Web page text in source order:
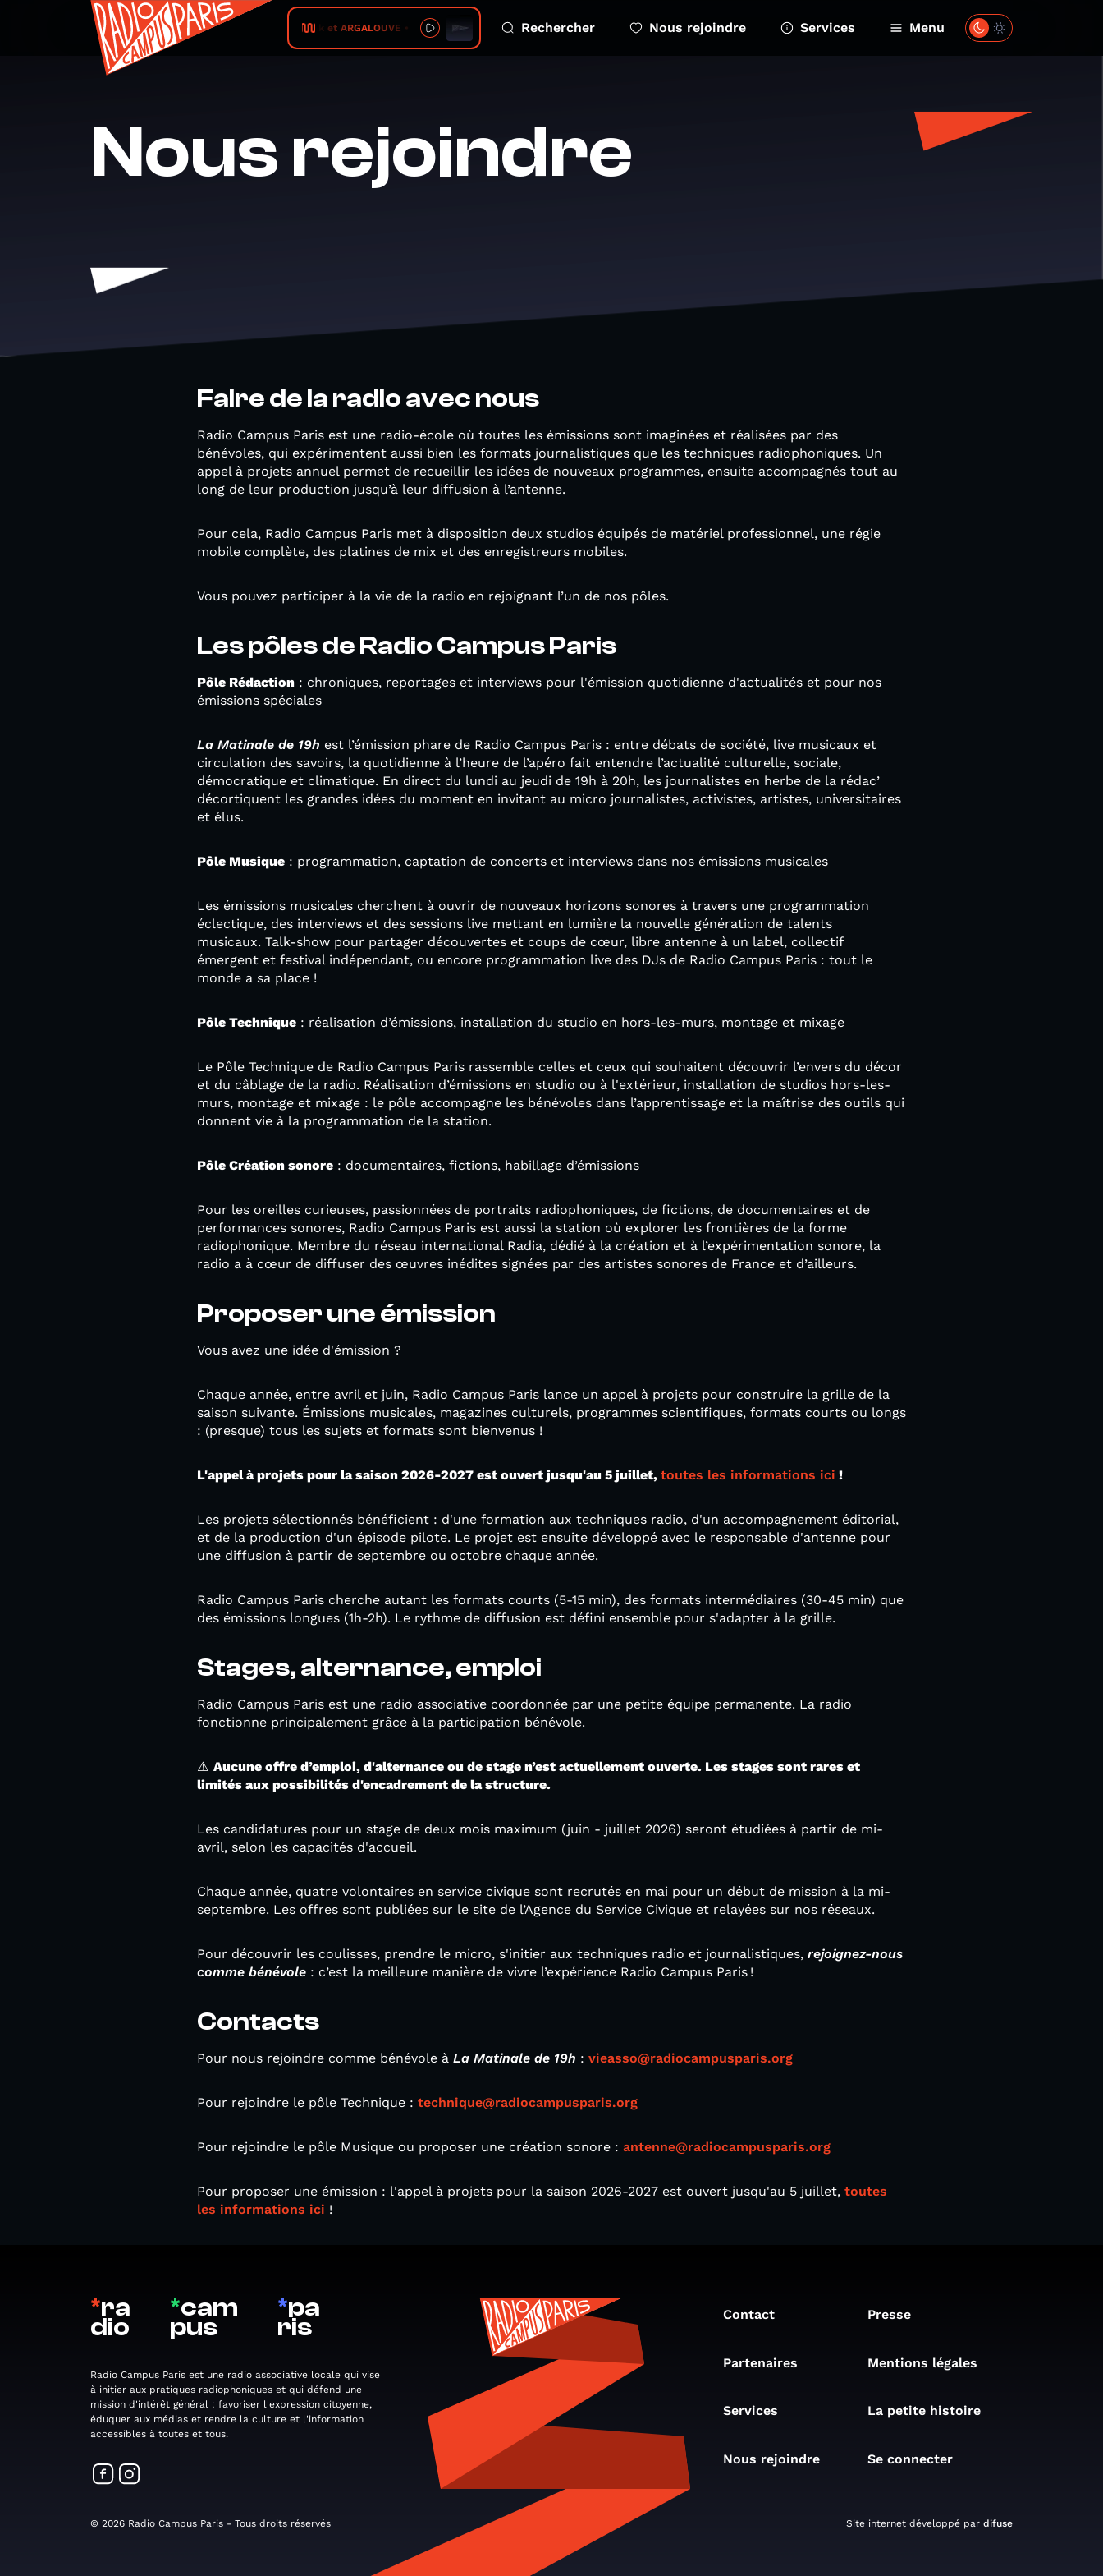
TedaAk et ARGALOUVE • Un jour mon prince Rechercher Nous rejoindre Services Menu
Nous rejoindre
Faire de la radio avec nous
Radio Campus Paris est une radio-école où toutes les émissions sont imaginées et réalisées par des
bénévoles, qui expérimentent aussi bien les formats journalistiques que les techniques radiophoniques. Un
appel à projets annuel permet de recueillir les idées de nouveaux programmes, ensuite accompagnés tout au
long de leur production jusqu’à leur diffusion à l’antenne.
Pour cela, Radio Campus Paris met à disposition deux studios équipés de matériel professionnel, une régie
mobile complète, des platines de mix et des enregistreurs mobiles.
Vous pouvez participer à la vie de la radio en rejoignant l’un de nos pôles.
Les pôles de Radio Campus Paris
Pôle Rédaction : chroniques, reportages et interviews pour l'émission quotidienne d'actualités et pour nos
émissions spéciales
La Matinale de 19h est l’émission phare de Radio Campus Paris : entre débats de société, live musicaux et
circulation des savoirs, la quotidienne à l’heure de l’apéro fait entendre l’actualité culturelle, sociale,
démocratique et climatique. En direct du lundi au jeudi de 19h à 20h, les journalistes en herbe de la rédac’
décortiquent les grandes idées du moment en invitant au micro journalistes, activistes, artistes, universitaires
et élus.
Pôle Musique : programmation, captation de concerts et interviews dans nos émissions musicales
Les émissions musicales cherchent à ouvrir de nouveaux horizons sonores à travers une programmation
éclectique, des interviews et des sessions live mettant en lumière la nouvelle génération de talents
musicaux. Talk-show pour partager découvertes et coups de cœur, libre antenne à un label, collectif
émergent et festival indépendant, ou encore programmation live des DJs de Radio Campus Paris : tout le
monde a sa place !
Pôle Technique : réalisation d’émissions, installation du studio en hors-les-murs, montage et mixage
Le Pôle Technique de Radio Campus Paris rassemble celles et ceux qui souhaitent découvrir l’envers du décor
et du câblage de la radio. Réalisation d’émissions en studio ou à l'extérieur, installation de studios hors-les-
murs, montage et mixage : le pôle accompagne les bénévoles dans l’apprentissage et la maîtrise des outils qui
donnent vie à la programmation de la station.
Pôle Création sonore : documentaires, fictions, habillage d’émissions
Pour les oreilles curieuses, passionnées de portraits radiophoniques, de fictions, de documentaires et de
performances sonores, Radio Campus Paris est aussi la station où explorer les frontières de la forme
radiophonique. Membre du réseau international Radia, dédié à la création et à l’expérimentation sonore, la
radio a à cœur de diffuser des œuvres inédites signées par des artistes sonores de France et d’ailleurs.
Proposer une émission
Vous avez une idée d'émission ?
Chaque année, entre avril et juin, Radio Campus Paris lance un appel à projets pour construire la grille de la
saison suivante. Émissions musicales, magazines culturels, programmes scientifiques, formats courts ou longs
: (presque) tous les sujets et formats sont bienvenus !
L'appel à projets pour la saison 2026-2027 est ouvert jusqu'au 5 juillet, toutes les informations ici !
Les projets sélectionnés bénéficient : d'une formation aux techniques radio, d'un accompagnement éditorial,
et de la production d'un épisode pilote. Le projet est ensuite développé avec le responsable d'antenne pour
une diffusion à partir de septembre ou octobre chaque année.
Radio Campus Paris cherche autant les formats courts (5-15 min), des formats intermédiaires (30-45 min) que
des émissions longues (1h-2h). Le rythme de diffusion est défini ensemble pour s'adapter à la grille.
Stages, alternance, emploi
Radio Campus Paris est une radio associative coordonnée par une petite équipe permanente. La radio
fonctionne principalement grâce à la participation bénévole.
⚠️ Aucune offre d’emploi, d'alternance ou de stage n’est actuellement ouverte. Les stages sont rares et
limités aux possibilités d'encadrement de la structure.
Les candidatures pour un stage de deux mois maximum (juin - juillet 2026) seront étudiées à partir de mi-
avril, selon les capacités d'accueil.
Chaque année, quatre volontaires en service civique sont recrutés en mai pour un début de mission à la mi-
septembre. Les offres sont publiées sur le site de l’Agence du Service Civique et relayées sur nos réseaux.
Pour découvrir les coulisses, prendre le micro, s'initier aux techniques radio et journalistiques, rejoignez-nous
comme bénévole : c’est la meilleure manière de vivre l’expérience Radio Campus Paris !
Contacts
Pour nous rejoindre comme bénévole à La Matinale de 19h : vieasso@radiocampusparis.org
Pour rejoindre le pôle Technique : technique@radiocampusparis.org
Pour rejoindre le pôle Musique ou proposer une création sonore : antenne@radiocampusparis.org
Pour proposer une émission : l'appel à projets pour la saison 2026-2027 est ouvert jusqu'au 5 juillet, toutes
les informations ici !
*ra
dio
*cam
pus
*pa
ris
Radio Campus Paris est une radio associative locale qui vise
à initier aux pratiques radiophoniques et qui défend une
mission d'intérêt général : favoriser l'expression citoyenne,
éduquer aux médias et rendre la culture et l'information
accessibles à toutes et tous.
Contact Presse
Partenaires Mentions légales
Services La petite histoire
Nous rejoindre Se connecter
© 2026 Radio Campus Paris - Tous droits réservés Site internet développé par difuse